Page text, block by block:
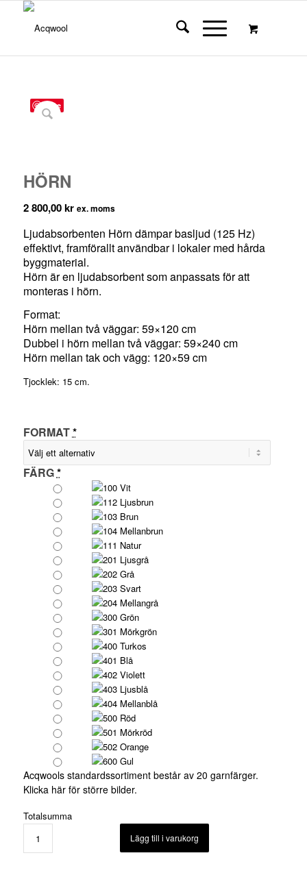
Save
HÖRN
2 800,00 kr ex. moms
Ljudabsorbenten Hörn dämpar basljud (125 Hz)
effektivt, framförallt användbar i lokaler med hårda
byggmaterial.
Hörn är en ljudabsorbent som anpassats för att
monteras i hörn.
Format:
Hörn mellan två väggar: 59×120 cm
Dubbel i hörn mellan två väggar: 59×240 cm
Hörn mellan tak och vägg: 120×59 cm
Tjocklek: 15 cm.
FORMAT*
FÄRG*
100 Vit
112 Ljusbrun
103 Brun
104 Mellanbrun
111 Natur
201 Ljusgrå
202 Grå
203 Svart
204 Mellangrå
300 Grön
301 Mörkgrön
400 Turkos
401 Blå
402 Violett
403 Ljusblå
404 Mellanblå
500 Röd
501 Mörkröd
502 Orange
600 Gul
Acqwools standardssortiment består av 20 garnfärger.
Klicka här för större bilder.
Totalsumma
Lägg till i varukorg